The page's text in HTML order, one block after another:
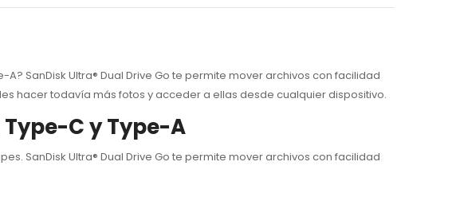
SanDisk Ultra® Dual Drive Go te permite mover archivos con facilidad
hacer todavía más fotos y acceder a ellas desde cualquier dispositivo.
C y Type-A
SanDisk Ultra® Dual Drive Go te permite mover archivos con facilidad